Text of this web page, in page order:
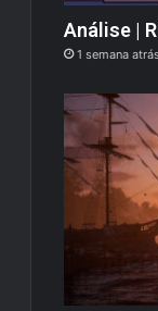
Análise |
1 semana atrás